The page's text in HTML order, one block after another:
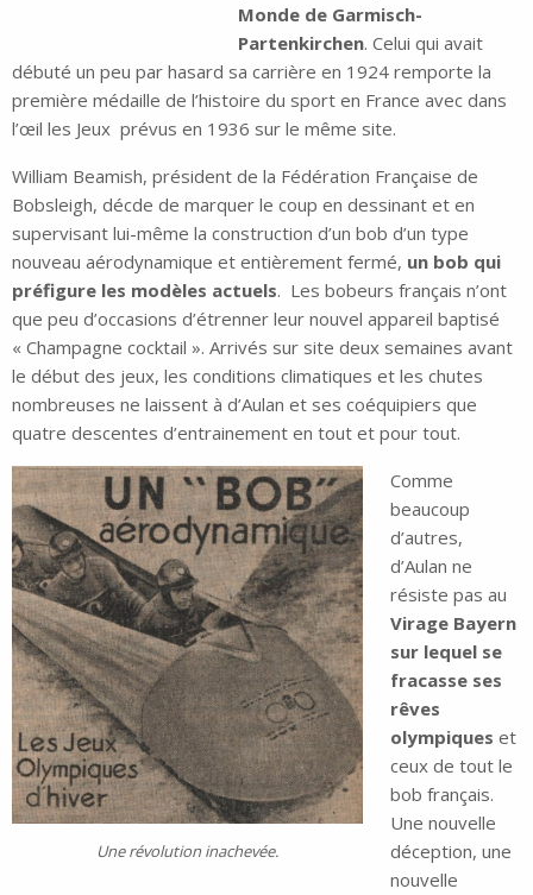
Monde de Garmisch-
Partenkirchen. Celui qui avait
débuté un peu par hasard sa carrière en 1924 remporte la
première médaille de l’histoire du sport en France avec dans
l’œil les Jeux prévus en 1936 sur le même site.
William Beamish, président de la Fédération Française de
Bobsleigh, décde de marquer le coup en dessinant et en
supervisant lui-même la construction d’un bob d’un type
nouveau aérodynamique et entièrement fermé, un bob qui
préfigure les modèles actuels. Les bobeurs français n’ont
que peu d’occasions d’étrenner leur nouvel appareil baptisé
« Champagne cocktail ». Arrivés sur site deux semaines avant
le début des jeux, les conditions climatiques et les chutes
nombreuses ne laissent à d’Aulan et ses coéquipiers que
quatre descentes d’entrainement en tout et pour tout.
Une révolution inachevée.
Comme
beaucoup
d’autres,
d’Aulan ne
résiste pas au
Virage Bayern
sur lequel se
fracasse ses
rêves
olympiques et
ceux de tout le
bob français.
Une nouvelle
déception, une
nouvelle